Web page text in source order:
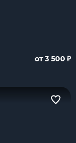
от 3 500 ₽